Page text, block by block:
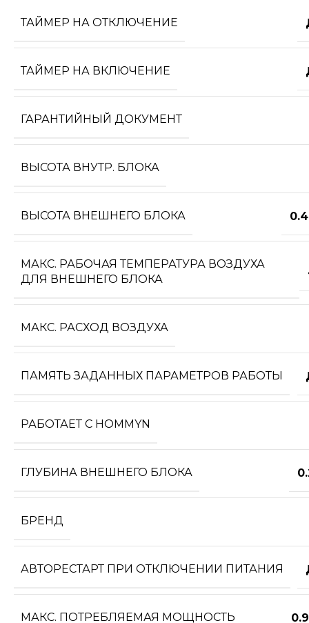
ТАЙМЕР НА ОТКЛЮЧЕНИЕ
ТАЙМЕР НА ВКЛЮЧЕНИЕ
ГАРАНТИЙНЫЙ ДОКУМЕНТ
ВЫСОТА ВНУТР. БЛОКА
ВЫСОТА ВНЕШНЕГО БЛОКА
МАКС. РАБОЧАЯ ТЕМПЕРАТУРА ВОЗДУХА
ДЛЯ ВНЕШНЕГО БЛОКА
МАКС. РАСХОД ВОЗДУХА
ПАМЯТЬ ЗАДАННЫХ ПАРАМЕТРОВ РАБОТЫ
РАБОТАЕТ С HOMMYN
ГЛУБИНА ВНЕШНЕГО БЛОКА
БРЕНД
АВТОРЕСТАРТ ПРИ ОТКЛЮЧЕНИИ ПИТАНИЯ
МАКС. ПОТРЕБЛЯЕМАЯ МОЩНОСТЬ